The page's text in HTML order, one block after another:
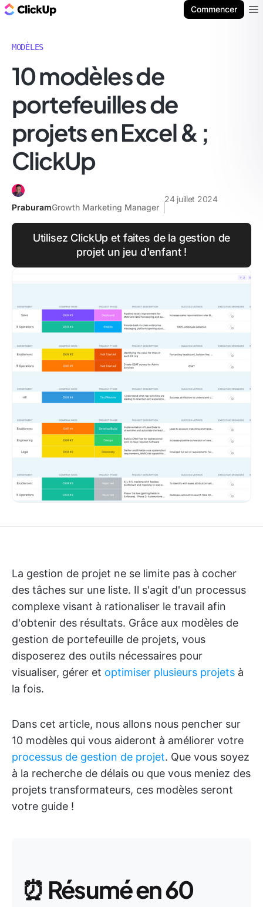
Commencer
MODÈLES
10 modèles de
portefeuilles de
projets en Excel & ;
ClickUp
PraburamGrowth Marketing Manager
24 juillet 2024
Utilisez ClickUp et faites de la gestion de
projet un jeu d'enfant !
La gestion de projet ne se limite pas à cocher
des tâches sur une liste. Il s'agit d'un processus
complexe visant à rationaliser le travail afin
d'obtenir des résultats. Grâce aux modèles de
gestion de portefeuille de projets, vous
disposerez des outils nécessaires pour
visualiser, gérer et optimiser plusieurs projets à
la fois.
Dans cet article, nous allons nous pencher sur
10 modèles qui vous aideront à améliorer votre
processus de gestion de projet. Que vous soyez
à la recherche de délais ou que vous meniez des
projets transformateurs, ces modèles seront
votre guide !
⏰ Résumé en 60